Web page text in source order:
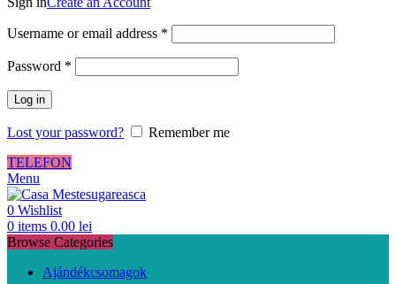
Username or email address *
Password *
Log in
Lost your password?
Remember me
TELEFON
Menu
0 Wishlist
0 items 0.00 lei
Browse Categories
Ajándékcsomagok